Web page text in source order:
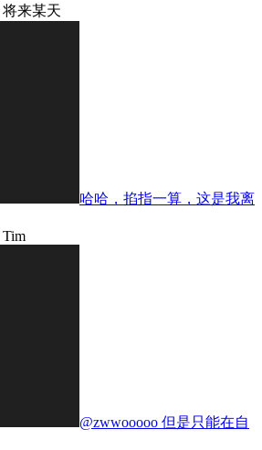
将来某天
哈哈，掐指一算，这是我离
Tim
@zwwooooo 但是只能在自